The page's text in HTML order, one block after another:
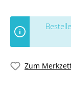
Zum